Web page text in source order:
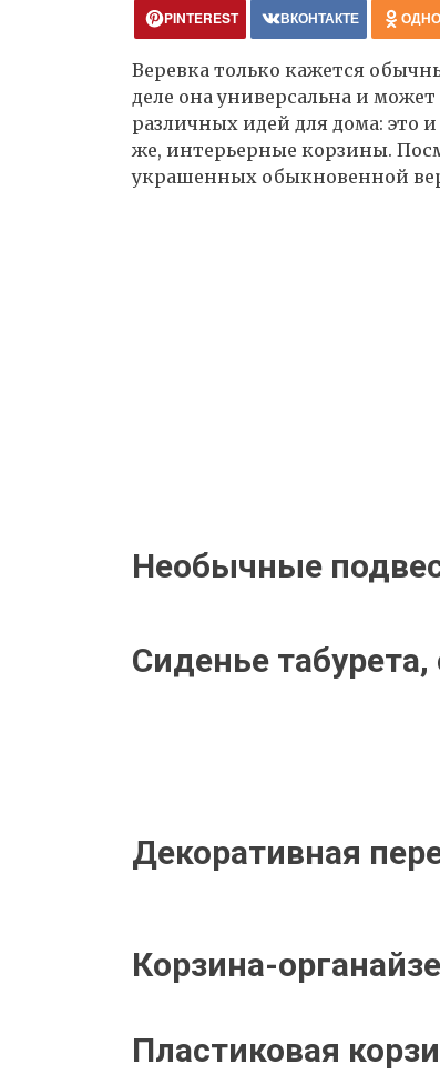
PINTEREST ВКОНТАКТЕ
Веревка только кажется
деле она универсальна и
различных идей для дома: это
же, интерьерные корзины.
украшенных обыкновенной
Необычные
Сиденье
Декоративная
Корзина-
Пластиковая